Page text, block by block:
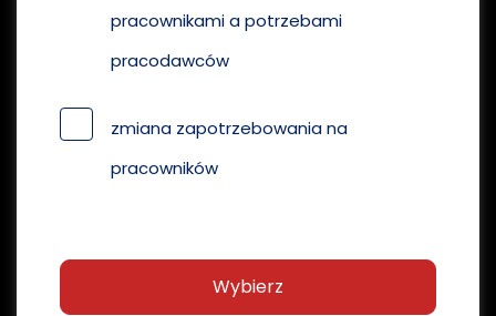
pracownikami a potrzebami
pracodawców
zmiana zapotrzebowania na
pracowników
Wybierz